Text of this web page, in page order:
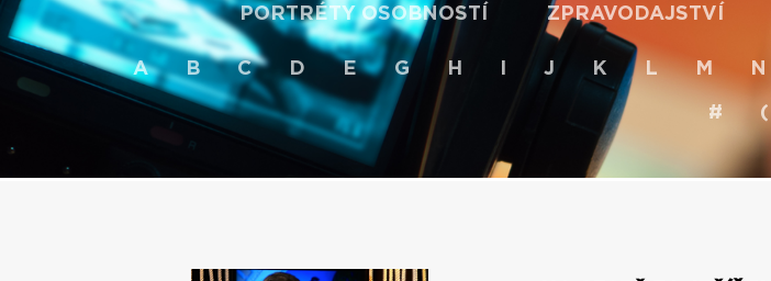
PORTRÉTY OSOBNOSTÍ ZPRAVODAJSTVÍ
A B C D E G H J K L M N
# (